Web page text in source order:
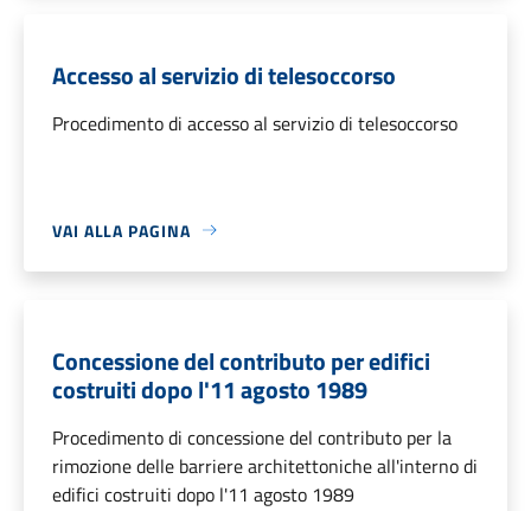
Accesso al servizio di telesoccorso
Procedimento di accesso al servizio di telesoccorso
VAI ALLA PAGINA
Concessione del contributo per edifici
costruiti dopo l'11 agosto 1989
Procedimento di concessione del contributo per la
rimozione delle barriere architettoniche all'interno di
edifici costruiti dopo l'11 agosto 1989